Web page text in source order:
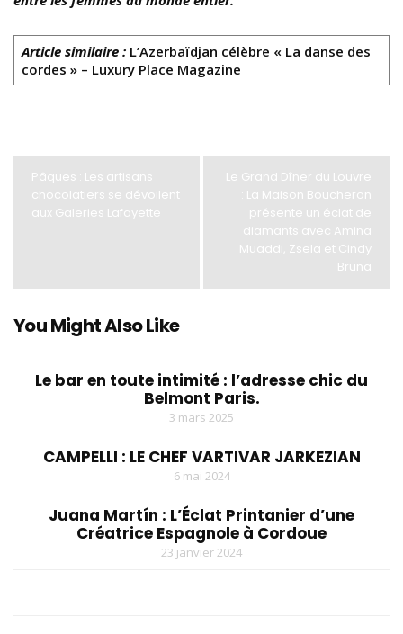
Article similaire : L’Azerbaïdjan célèbre « La danse des
cordes » – Luxury Place Magazine
Pâques : Les artisans
chocolatiers se dévoilent
aux Galeries Lafayette
Le Grand Dîner du Louvre
: La Maison Boucheron
présente un éclat de
diamants avec Amina
Muaddi, Zsela et Cindy
Bruna
You Might Also Like
Le bar en toute intimité : l’adresse chic du
Belmont Paris.
3 mars 2025
CAMPELLI : LE CHEF VARTIVAR JARKEZIAN
6 mai 2024
Juana Martín : L’Éclat Printanier d’une
Créatrice Espagnole à Cordoue
23 janvier 2024